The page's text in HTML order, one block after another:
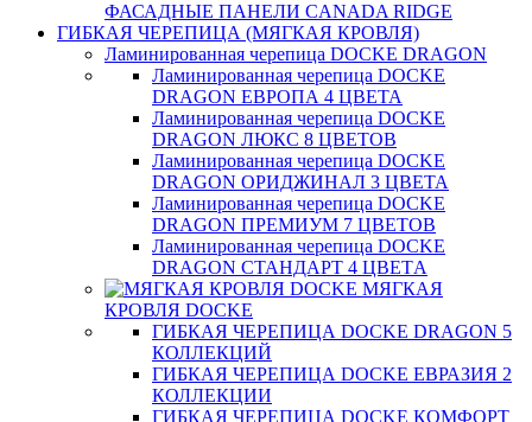
ФАСАДНЫЕ ПАНЕЛИ CANADA RIDGE
ГИБКАЯ ЧЕРЕПИЦА (МЯГКАЯ КРОВЛЯ)
Ламинированная черепица DOCKE DRAGON
Ламинированная черепица DOCKE
DRAGON ЕВРОПА 4 ЦВЕТА
Ламинированная черепица DOCKE
DRAGON ЛЮКС 8 ЦВЕТОВ
Ламинированная черепица DOCKE
DRAGON ОРИДЖИНАЛ 3 ЦВЕТА
Ламинированная черепица DOCKE
DRAGON ПРЕМИУМ 7 ЦВЕТОВ
Ламинированная черепица DOCKE
DRAGON СТАНДАРТ 4 ЦВЕТA
МЯГКАЯ
КРОВЛЯ DOCKE
ГИБКАЯ ЧЕРЕПИЦА DOCKE DRAGON 5
КОЛЛЕКЦИЙ
ГИБКАЯ ЧЕРЕПИЦА DOCKE ЕВРАЗИЯ 2
КОЛЛЕКЦИИ
ГИБКАЯ ЧЕРЕПИЦА DOCKE КОМФОРТ